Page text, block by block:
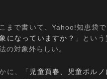
まで書いて、Yahoo!知恵袋で
になっていますか？ 」とい
の対象外らしい。
に、「 児童買春、児童ポル